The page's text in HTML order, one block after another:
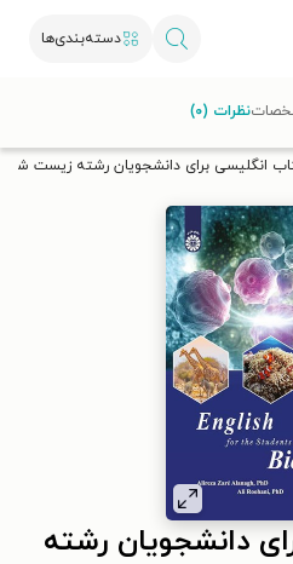
دسته‌بندی‌ها
دریافت کن.
انگلیسی برای دانشجویان رشته زیست
دانشجویان رشته
نظرات (۰)